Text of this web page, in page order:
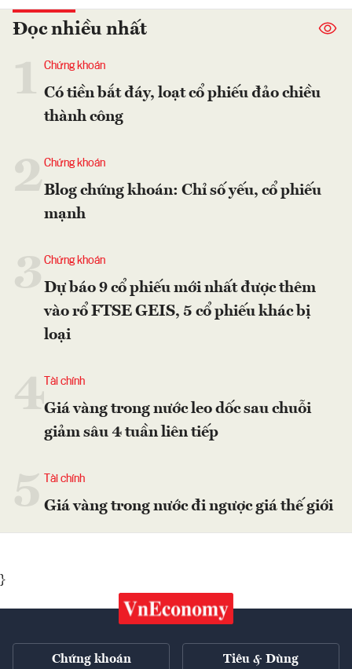
Đọc nhiều nhất
Chứng khoán
Có tiền bắt đáy, loạt cổ phiếu đảo chiều
thành công
2Chứng khoán
Blog chứng khoán: Chỉ số yếu, cổ phiếu
mạnh
Chứng khoán
Dự báo 9 cổ phiếu mới nhất được thêm
vào rổ FTSE GEIS, 5 cổ phiếu khác bị
loại
4 Tài chính
Giá vàng trong nước leo dốc sau chuỗi
giảm sâu 4 tuần liên tiếp
Tài chính
Giá vàng trong nước đi ngược giá thế giới
}
Chứng khoán Tiêu & Dùng